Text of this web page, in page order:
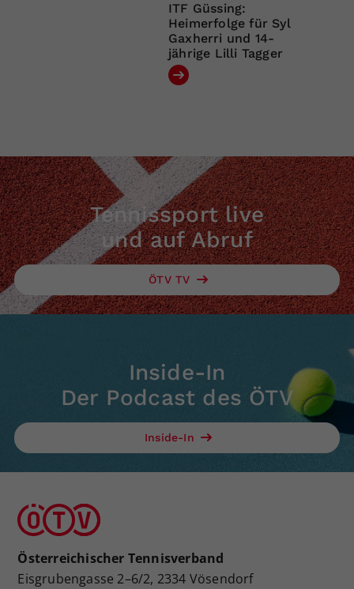
ITF Güssing:
Heimerfolge für Syl
Gaxherri und 14-
jährige Lilli Tagger
Tennissport live
und auf Abruf
ÖTV TV
Inside-In
Der Podcast des ÖTV
Inside-In
Österreichischer Tennisverband
Eisgrubengasse 2–6/2, 2334 Vösendorf